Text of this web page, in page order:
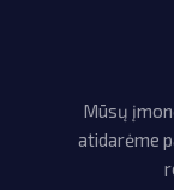
Mūsų
atidarėme